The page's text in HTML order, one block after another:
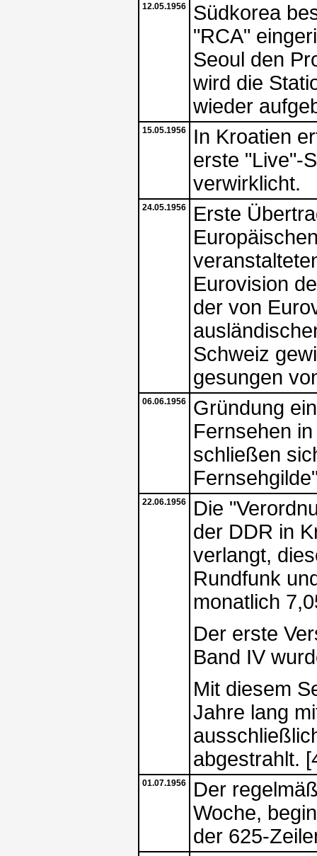
12.05.1956
Südkorea
"RCA"
Seoul den
wird die
wieder
15.05.1956
In Kroatien
erste "Live"-
verwirklicht.
24.05.1956
Erste
Eurovision
der von
Schweiz
gesungen
06.06.1956
Gründung
Fernsehen
schließen
22.06.1956
Die
der DDR in
verlangt,
Rundfunk
monatlich
Der erste
Band IV
Mit diesem
Jahre lang
abgestrahlt.
01.07.1956
Der
Woche,
der 625-